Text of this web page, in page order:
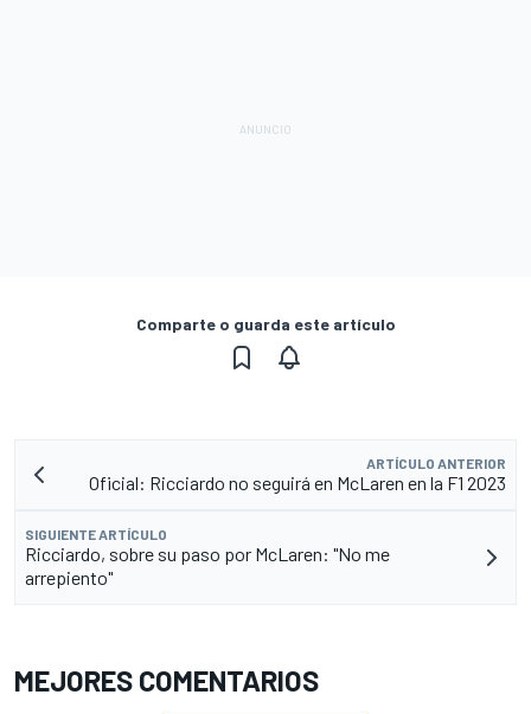
Comparte o guarda este artículo
ARTÍCULO ANTERIOR
Oficial: Ricciardo no seguirá en McLaren en la F1 2023
SIGUIENTE ARTÍCULO
Ricciardo, sobre su paso por McLaren: "No me
arrepiento"
MEJORES COMENTARIOS